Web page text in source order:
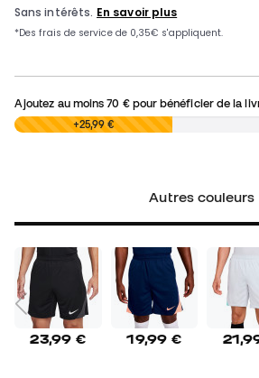
Ajoutez au moins70 €pour bénéficier de la
0,00 € +25,99 €
Autres couleurs
23,99 € 19,99 €